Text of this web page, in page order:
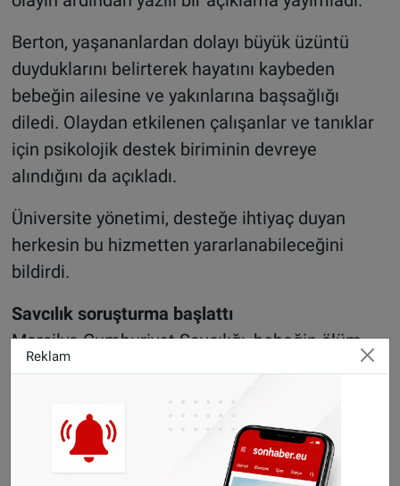
Berton, yaşananlardan dolayı büyük üzüntü
duyduklarını belirterek hayatını kaybeden
bebeğin ailesine ve yakınlarına başsağlığı
diledi. Olaydan etkilenen çalışanlar ve tanıklar
için psikolojik destek biriminin devreye
alındığını da açıkladı.
Üniversite yönetimi, desteğe ihtiyaç duyan
herkesin bu hizmetten yararlanabileceğini
bildirdi.
Savcılık soruşturma başlattı
Marsilya Cumhuriyet Savcılığı, bebeğin ölüm
nedeninin ve olayın tüm ayrıntılarının ortaya
başlatıldığını duyurdu.
Soruşturma, Bölgesel Suçlarla Mücadele Birimi
Reklam